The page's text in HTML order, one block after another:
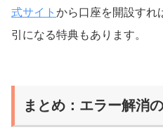
式サイト から口座を開設すれ
引になる特典もあります。
まとめ：エラー解消